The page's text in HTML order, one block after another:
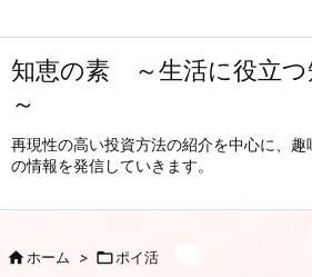
知恵の素 ～生活に役立つ
～
再現性の高い投資方法の紹介を中心に、
の情報を発信していきます。
ホーム > ポイ活